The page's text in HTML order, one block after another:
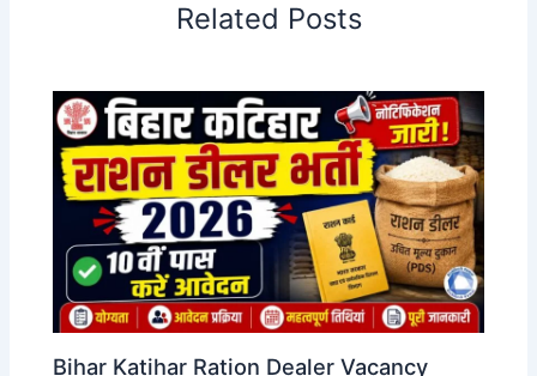
Related Posts
Bihar Katihar Ration Dealer Vacancy